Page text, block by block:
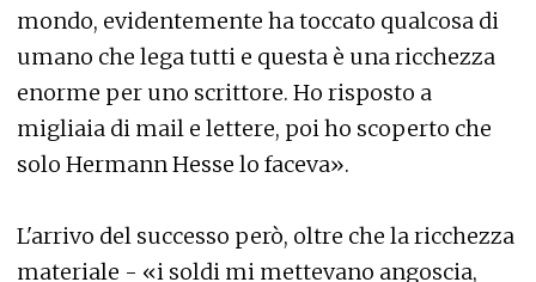
mondo, evidentemente ha toccato qualcosa di
umano che lega tutti e questa è una ricchezza
enorme per uno scrittore. Ho risposto a
migliaia di mail e lettere, poi ho scoperto che
solo Hermann Hesse lo faceva».
L'arrivo del successo però, oltre che la ricchezza
materiale - «i soldi mi mettevano angoscia,